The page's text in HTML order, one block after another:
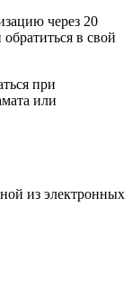
через 20
в свой
при
или
из электронных